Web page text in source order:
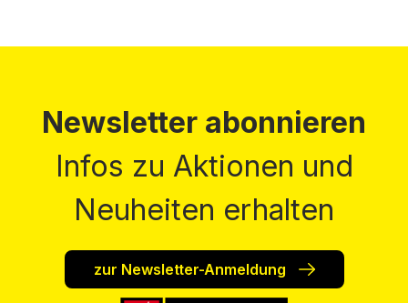
Newsletter abonnieren
Infos zu Aktionen und
Neuheiten erhalten
zur Newsletter-Anmeldung